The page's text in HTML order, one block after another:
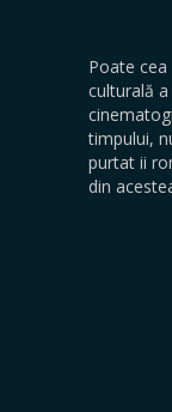
Poate
culturală
timpului,
purtat ii
din